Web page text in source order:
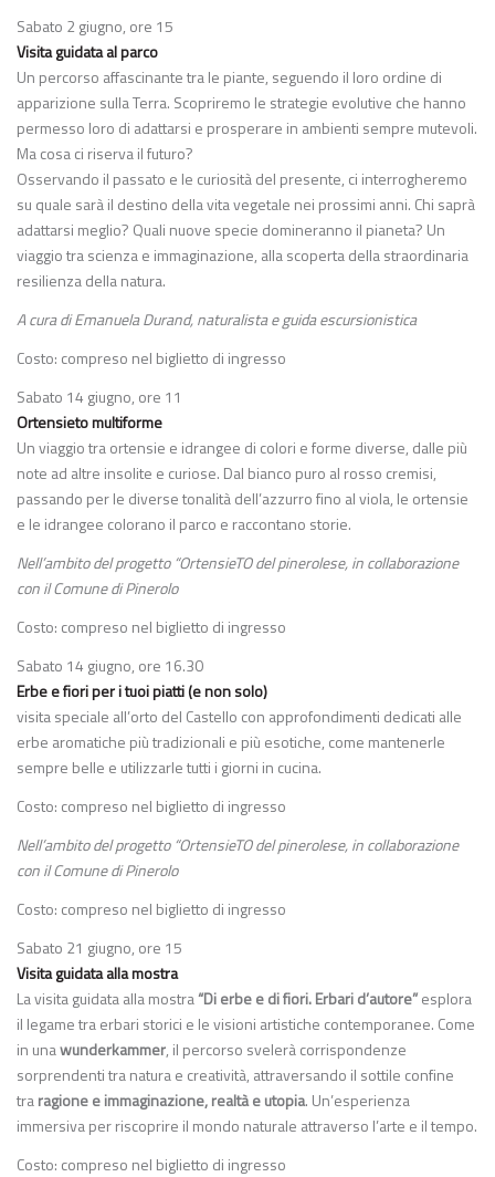
Sabato 2 giugno, ore 15
Visita guidata al parco
Un percorso affascinante tra le piante, seguendo il loro ordine di
apparizione sulla Terra. Scopriremo le strategie evolutive che hanno
permesso loro di adattarsi e prosperare in ambienti sempre mutevoli.
Ma cosa ci riserva il futuro?
Osservando il passato e le curiosità del presente, ci interrogheremo
su quale sarà il destino della vita vegetale nei prossimi anni. Chi saprà
adattarsi meglio? Quali nuove specie domineranno il pianeta? Un
viaggio tra scienza e immaginazione, alla scoperta della straordinaria
resilienza della natura.
A cura di Emanuela Durand, naturalista e guida escursionistica
Costo: compreso nel biglietto di ingresso
Sabato 14 giugno, ore 11
Ortensieto multiforme
Un viaggio tra ortensie e idrangee di colori e forme diverse, dalle più
note ad altre insolite e curiose. Dal bianco puro al rosso cremisi,
passando per le diverse tonalità dell’azzurro fino al viola, le ortensie
e le idrangee colorano il parco e raccontano storie.
Nell’ambito del progetto “OrtensieTO del pinerolese, in collaborazione
con il Comune di Pinerolo
Costo: compreso nel biglietto di ingresso
Sabato 14 giugno, ore 16.30
Erbe e fiori per i tuoi piatti (e non solo)
visita speciale all’orto del Castello con approfondimenti dedicati alle
erbe aromatiche più tradizionali e più esotiche, come mantenerle
sempre belle e utilizzarle tutti i giorni in cucina.
Costo: compreso nel biglietto di ingresso
Nell’ambito del progetto “OrtensieTO del pinerolese, in collaborazione
con il Comune di Pinerolo
Costo: compreso nel biglietto di ingresso
Sabato 21 giugno, ore 15
Visita guidata alla mostra
La visita guidata alla mostra“Di erbe e di fiori. Erbari d’autore”esplora
il legame tra erbari storici e le visioni artistiche contemporanee. Come
in unawunderkammer, il percorso svelerà corrispondenze
sorprendenti tra natura e creatività, attraversando il sottile confine
traragione e immaginazione, realtà e utopia. Un’esperienza
immersiva per riscoprire il mondo naturale attraverso l’arte e il tempo.
Costo: compreso nel biglietto di ingresso